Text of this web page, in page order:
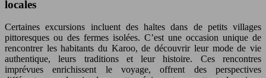
locales
Certaines excursions incluent des haltes dans de petits villages
pittoresques ou des fermes isolées. C’est une occasion unique de
rencontrer les habitants du Karoo, de découvrir leur mode de vie
authentique, leurs traditions et leur histoire. Ces rencontres
imprévues enrichissent le voyage, offrent des perspectives